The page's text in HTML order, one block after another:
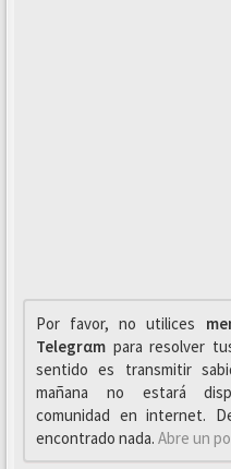
Por favor, no utilices
Telegrαm para resolver
sentido es transmitir
mañana no estará
comunidad en internet.
encontrado nada. Abre un